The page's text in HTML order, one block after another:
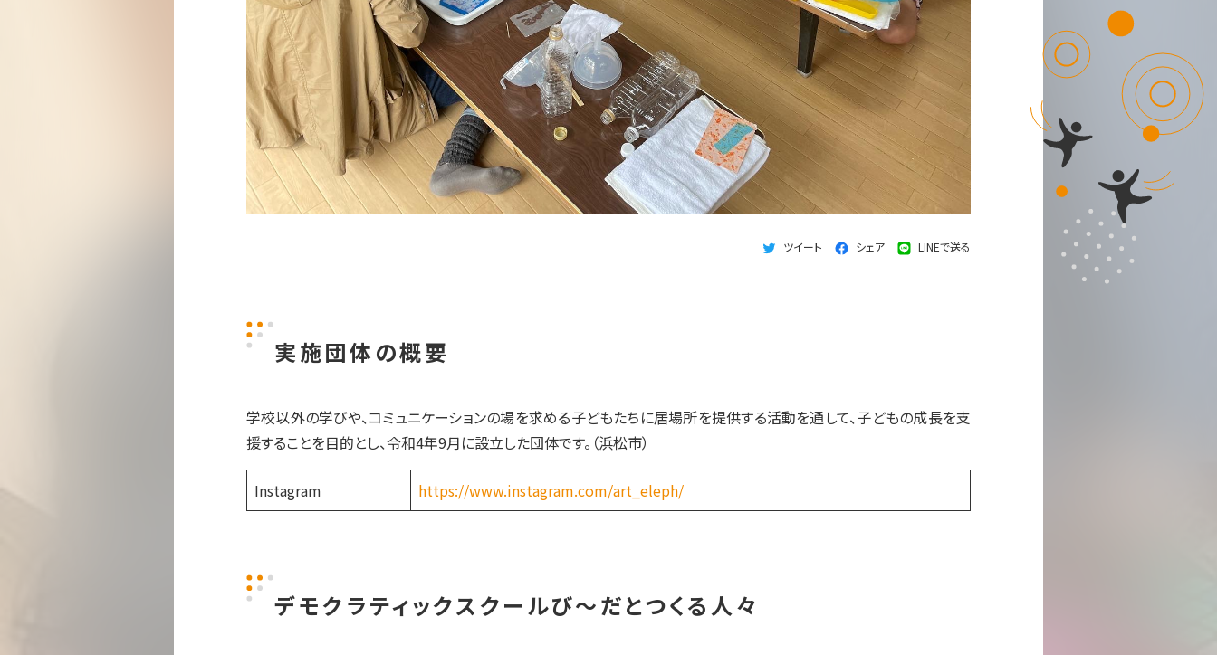
ツイート シェア LINEで送る
実施団体の概要
学校以外の学びや、コミュニケーションの場を求める子どもたちに居場所を提供する活動を通して、子どもの成長を支
援することを目的とし、令和4年9月に設立した団体です。（浜松市）
Instagram https://www.instagram.com/art_eleph/
デモクラティックスクールび～だとつくる人々